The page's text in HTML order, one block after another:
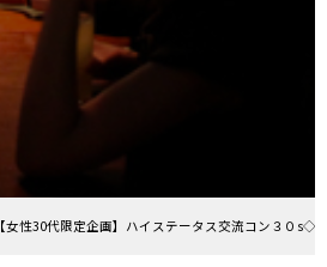
【女性30代限定企画】ハイステータス交流コン３０